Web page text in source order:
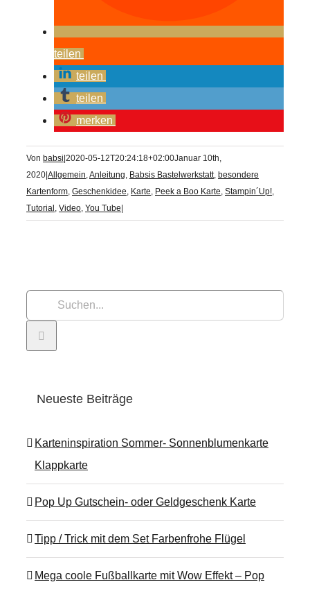
teilen
teilen
teilen
merken
Von babsi|2020-05-12T20:24:18+02:00Januar 10th,
2020|Allgemein Anleitung Babsis Bastelwerkstatt, besondere
Kartenform Geschenkidee Karte Peek a Boo Karte Stampin´Up!
Tutorial Video You Tube|
nach:
Neueste Beiträge
Karteninspiration Sommer- Sonnenblumenkarte
Klappkarte
Pop Up Gutschein- oder Geldgeschenk Karte
Tipp / Trick mit dem Set Farbenfrohe Flügel
Mega coole Fußballkarte mit Wow Effekt – Pop